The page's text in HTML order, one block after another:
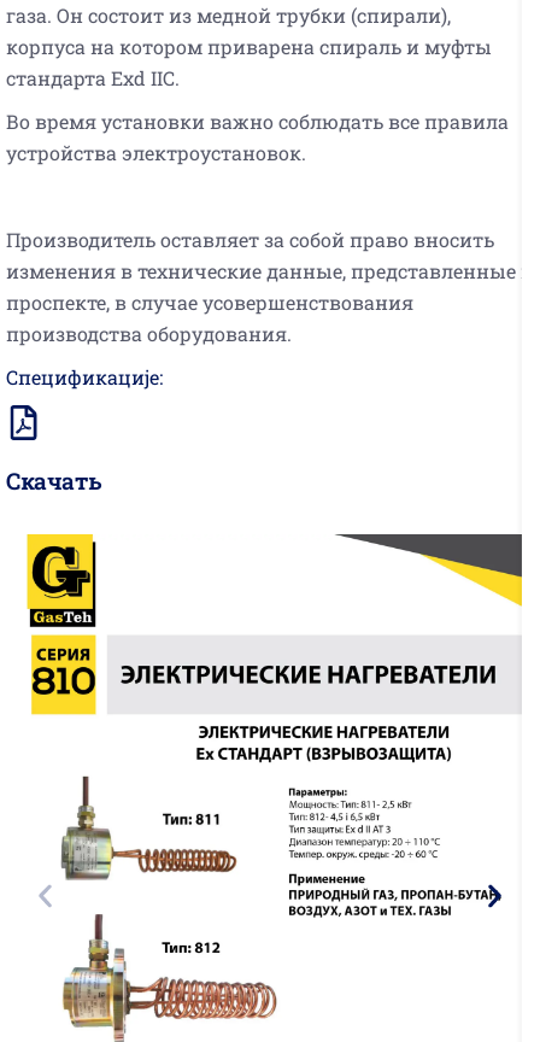
газа. Он состоит из медной трубки (спирали),
корпуса на котором приварена спираль и муфты
стандарта Exd IIC.
Во время установки важно соблюдать все правила
устройства электроустановок.
Производитель оставляет за собой право вносить
изменения в технические данные, представленные в
проспекте, в случае усовершенствования
производства оборудования.
Спецификације:
Скачать